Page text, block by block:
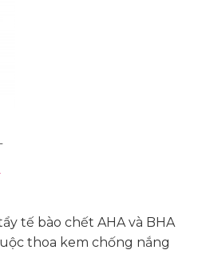
Giá
hiện
2,070,000₫.
tế bào chết AHA và BHA
thoa kem chống nắng